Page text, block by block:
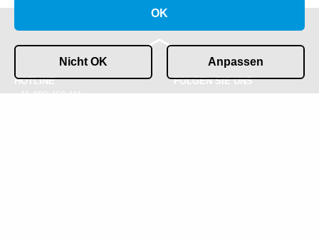
HOTLINE
+41 800 463 111
FOLGEN SIE UNS
Nicht OK Anpassen
OK